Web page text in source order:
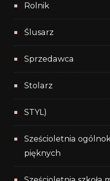
Rolnik
Ślusarz
Sprzedawca
Stolarz
STYL)
Sześcioletnia
pięknych